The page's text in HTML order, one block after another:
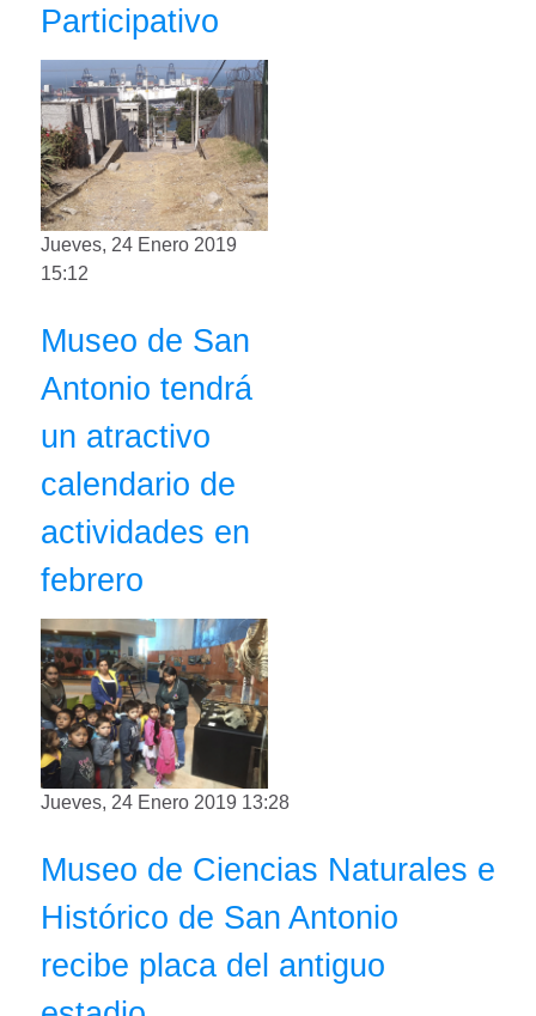
Participativo
Jueves, 24 Enero 2019
15:12
Museo de San
Antonio tendrá
un atractivo
calendario de
actividades en
febrero
Jueves, 24 Enero 2019 13:28
Museo de Ciencias Naturales e
Histórico de San Antonio
recibe placa del antiguo